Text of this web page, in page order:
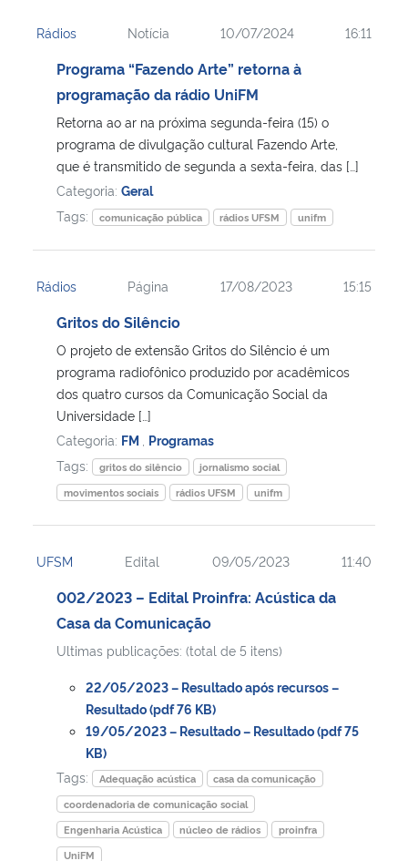
Rádios Notícia 10/07/2024 16:11
Programa “Fazendo Arte” retorna à
programação da rádio UniFM
Retorna ao ar na próxima segunda-feira (15) o
programa de divulgação cultural Fazendo Arte,
que é transmitido de segunda a sexta-feira, das […]
Categoria: Geral
Tags:
comunicação pública rádios UFSM unifm
Rádios Página 17/08/2023 15:15
Gritos do Silêncio
O projeto de extensão Gritos do Silêncio é um
programa radiofônico produzido por acadêmicos
dos quatro cursos da Comunicação Social da
Universidade […]
Categoria: FM
Programas
Tags:
gritos do silêncio
jornalismo social
movimentos sociais
rádios UFSM unifm
UFSM Edital 09/05/2023 11:40
002/2023 – Edital Proinfra: Acústica da
Casa da Comunicação
Ultimas publicações: (total de 5 itens)
22/05/2023 – Resultado após recursos –
Resultado (pdf 76 KB)
19/05/2023 – Resultado – Resultado (pdf 75
KB)
Tags:
Adequação acústica
casa da comunicação
coordenadoria de comunicação social
Engenharia Acústica
núcleo de rádios
proinfra
UniFM